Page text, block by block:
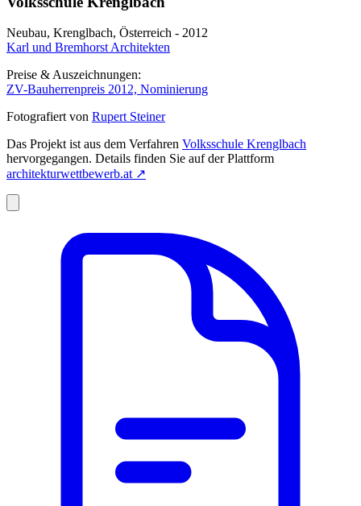
Neubau, Krenglbach, Österreich - 2012
Karl und Bremhorst Architekten
Preise & Auszeichnungen:
ZV-Bauherrenpreis 2012, Nominierung
Fotografiert von Rupert Steiner
Das Projekt ist aus dem Verfahren Volksschule Krenglbach
hervorgegangen. Details finden Sie auf der Plattform
architekturwettbewerb.at ↗